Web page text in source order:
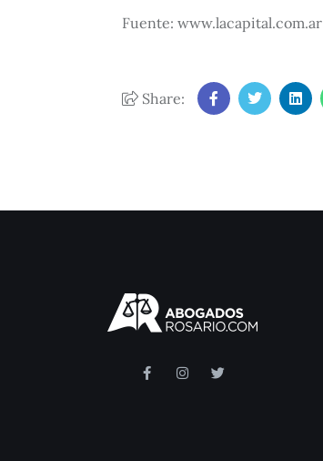
Fuente: www.lacapital.com.ar
Share: